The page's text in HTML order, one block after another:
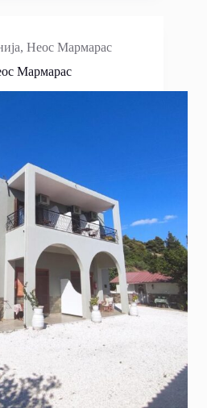
, Неос Мармарас
Мармарас